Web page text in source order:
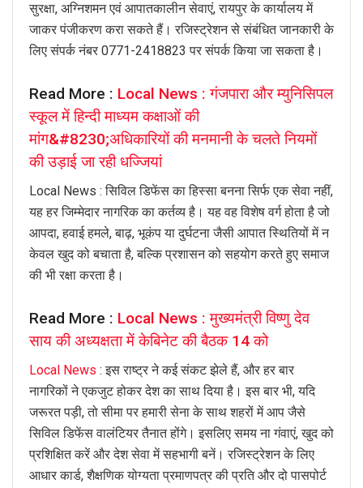
सुरक्षा, अग्निशमन एवं आपातकालीन सेवाएं, रायपुर के कार्यालय में
जाकर पंजीकरण करा सकते हैं। रजिस्ट्रेशन से संबंधित जानकारी के
लिए संपर्क नंबर 0771-2418823 पर संपर्क किया जा सकता है।
Read More : Local News : गंजपारा और म्युनिसिपल
स्कूल में हिन्दी माध्यम कक्षाओं की
मांग&#8230;अधिकारियों की मनमानी के चलते नियमों
की उड़ाई जा रही धज्जियां
Local News : सिविल डिफेंस का हिस्सा बनना सिर्फ एक सेवा नहीं,
यह हर जिम्मेदार नागरिक का कर्तव्य है। यह वह विशेष वर्ग होता है जो
आपदा, हवाई हमले, बाढ़, भूकंप या दुर्घटना जैसी आपात स्थितियों में न
केवल खुद को बचाता है, बल्कि प्रशासन को सहयोग करते हुए समाज
की भी रक्षा करता है।
Read More : Local News : मुख्यमंत्री विष्णु देव
साय की अध्यक्षता में केबिनेट की बैठक 14 को
Local News : इस राष्ट्र ने कई संकट झेले हैं, और हर बार
नागरिकों ने एकजुट होकर देश का साथ दिया है। इस बार भी, यदि
जरूरत पड़ी, तो सीमा पर हमारी सेना के साथ शहरों में आप जैसे
सिविल डिफेंस वालंटियर तैनात होंगे। इसलिए समय ना गंवाएं, खुद को
प्रशिक्षित करें और देश सेवा में सहभागी बनें। रजिस्ट्रेशन के लिए
आधार कार्ड, शैक्षणिक योग्यता प्रमाणपत्र की प्रति और दो पासपोर्ट